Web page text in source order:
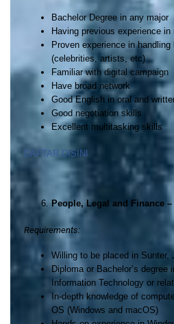
Bachelor Degree in any major
Having previous experience
Proven experience in
(celebrities, artists, etc)
Familiar with digital campaign
Have broad network
Good English in oral and
Good negotiation skills
Excellent multitasking skills
DAFTAR DISINI
People, Legal and Finance
Requirements:
Willing to be placed in Sunter,
Diploma or Bachelor’s degree
Information Technology or
In-depth knowledge of
OS (Windows and macOS)